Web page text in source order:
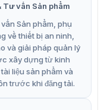
vấn Sản phẩm
Sản phẩm, phụ
về thiết bị an ninh,
và giải pháp quản lý
xây dựng từ kinh
liệu sản phẩm và
trước khi đăng tải.